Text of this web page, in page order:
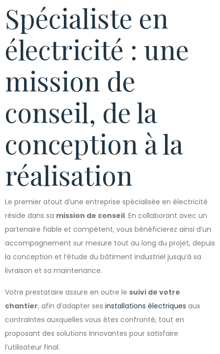
Spécialiste en
électricité : une
mission de
conseil, de la
conception à la
réalisation
Le premier atout d’une entreprise spécialisée en électricité
réside dans sa mission de conseil. En collaborant avec un
partenaire fiable et compétent, vous bénéficierez ainsi d’un
accompagnement sur mesure tout au long du projet, depuis
la conception et l’étude du bâtiment industriel jusqu’à sa
livraison et sa maintenance.
Votre prestataire assure en outre le suivi de votre
chantier, afin d’adapter ses installations électriques aux
contraintes auxquelles vous êtes confronté, tout en
proposant des solutions innovantes pour satisfaire
l’utilisateur final.